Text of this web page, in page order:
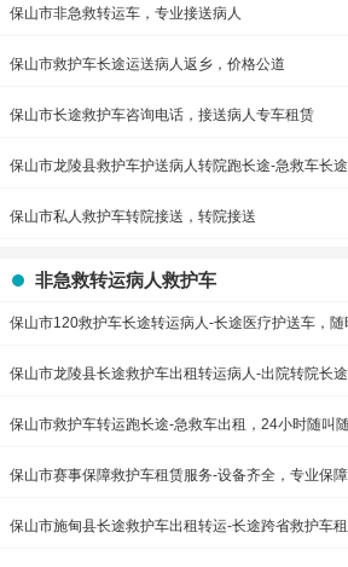
保山市非急救转运车，专业接送病人
保山市救护车长途运送病人返乡，价格公道
保山市长途救护车咨询电话，接送病人专车租赁
保山市龙陵县救护车护送病人转院跑长途-急救车长
保山市私人救护车转院接送，转院接送
非急救转运病人救护车
保山市120救护车长途转运病人-长途医疗护送车，随
保山市龙陵县长途救护车出租转运病人-出院转院长
保山市救护车转运跑长途-急救车出租，24小时随叫
保山市赛事保障救护车租赁服务-设备齐全，专业保
保山市施甸县长途救护车出租转运-长途跨省救护车